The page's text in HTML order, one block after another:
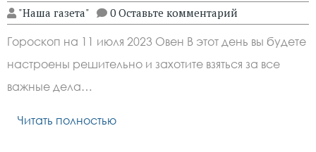
"Наша газета" 0 Оставьте комментарий
Гороскоп на 11 июля 2023 Овен В этот день вы будете
настроены решительно и захотите взяться за все
важные дела…
Читать полностью